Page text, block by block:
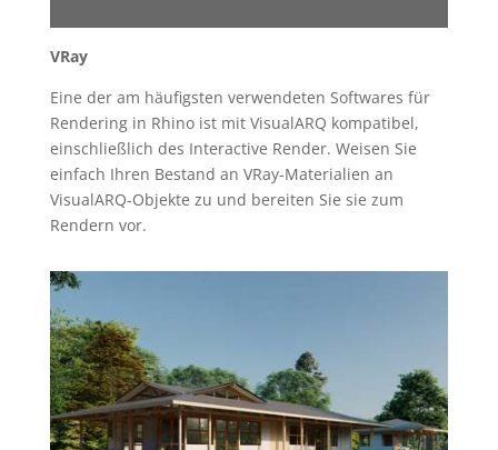
VRay
Eine der am häufigsten verwendeten Softwares für
Rendering in Rhino ist mit VisualARQ kompatibel,
einschließlich des Interactive Render. Weisen Sie
einfach Ihren Bestand an VRay-Materialien an
VisualARQ-Objekte zu und bereiten Sie sie zum
Rendern vor.